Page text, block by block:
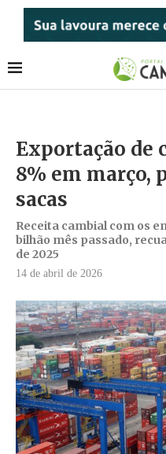
Exportação de
8% em março,
sacas
Receita cambial com os
bilhão mês passado,
de 2025
14 de abril de 2026